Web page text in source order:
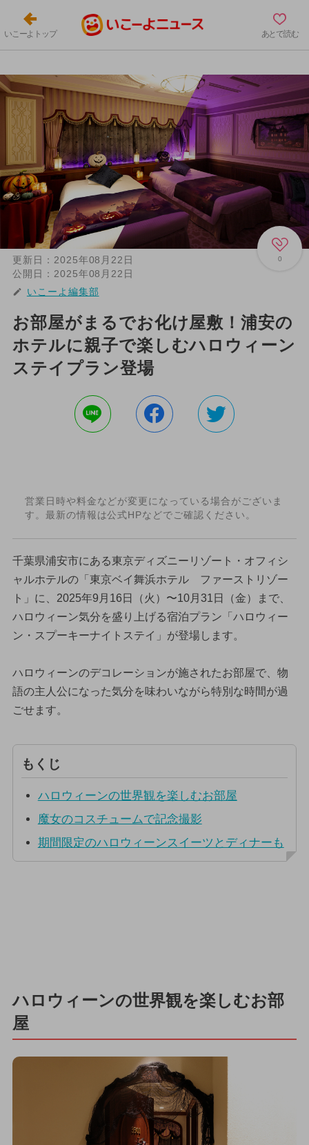
いこーよトップ あとで読む
0
更新日： 2025年08月22日
公開日： 2025年08月22日
いこーよ編集部
お部屋がまるでお化け屋敷！浦安の
ホテルに親子で楽しむハロウィーン
ステイプラン登場
営業日時や料金などが変更になっている場合がございま
す。最新の情報は公式HPなどでご確認ください。
千葉県浦安市にある東京ディズニーリゾート・オフィシ
ャルホテルの「東京ベイ舞浜ホテル ファーストリゾー
ト」に、2025年9月16日（火）〜10月31日（金）まで、
ハロウィーン気分を盛り上げる宿泊プラン「ハロウィー
ン・スプーキーナイトステイ」が登場します。
ハロウィーンのデコレーションが施されたお部屋で、物
語の主人公になった気分を味わいながら特別な時間が過
ごせます。
もくじ
ハロウィーンの世界観を楽しむお部屋
魔女のコスチュームで記念撮影
期間限定のハロウィーンスイーツとディナーも
ハロウィーンの世界観を楽しむお部
屋